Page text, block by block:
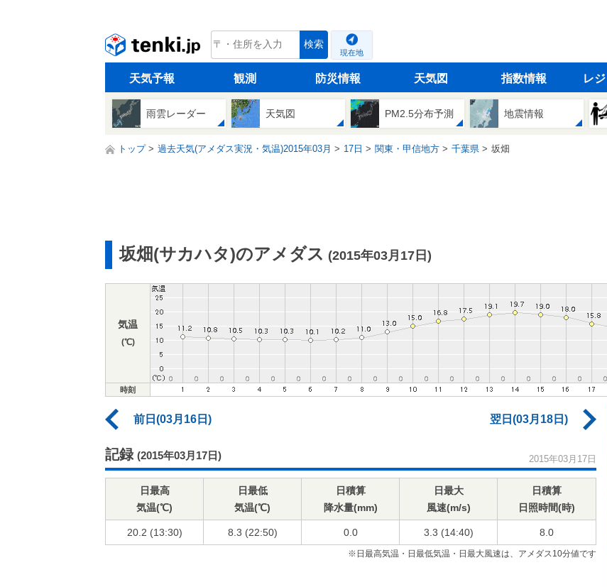
tenki.jp 検索
現在地
天気予報 観測 防災情報 天気図 指数情報 レ
雨雲レーダー 天気図 PM2.5分布予測 地震情報
トップ 過去天気(アメダス実況・気温)2015年03月 17日 関東・甲信地方 千葉県 坂畑
坂畑(サカハタ)のアメダス (2015年03月17日)
気温
(℃)
時刻
前日(03月16日) 翌日(03月18日)
記録 (2015年03月17日) 2015年03月17日
日最高
気温(℃)
日最低
気温(℃)
日積算
降水量(mm)
日最大
風速(m/s)
日積算
日照時間(時)
20.2 (13:30) 8.3 (22:50) 0.0 3.3 (14:40) 8.0
※日最高気温・日最低気温・日最大風速は、アメダス10分値です